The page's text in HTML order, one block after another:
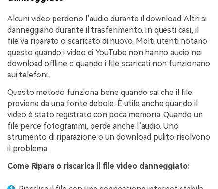
Alcuni video perdono l’audio durante il download. Altri si
danneggiano durante il trasferimento. In questi casi, il
file va riparato o scaricato di nuovo. Molti utenti notano
questo quando i video di YouTube non hanno audio nei
download offline o quando i file scaricati non funzionano
sui telefoni.
Questo metodo funziona bene quando sai che il file
proviene da una fonte debole. È utile anche quando il
video è stato registrato con poca memoria. Quando un
file perde fotogrammi, perde anche l’audio. Uno
strumento di riparazione o un download pulito risolvono
il problema.
Come Ripara o riscarica il file video danneggiato: